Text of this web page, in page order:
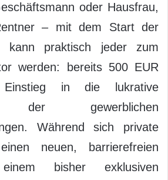
oder Hausfrau,
– mit dem Start der
kann praktisch jeder zum
werden: bereits 500 EUR
in die lukrative
der gewerblichen
Während sich private
neuen, barrierefreien
bisher exklusiven